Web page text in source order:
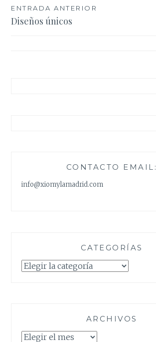
Navegación
de
ENTRADA ANTERIOR
Diseños únicos
CONTACTO EMAIL:
info@xiomylamadrid.com
CATEGORÍAS
Categorías
ARCHIVOS
Archivos